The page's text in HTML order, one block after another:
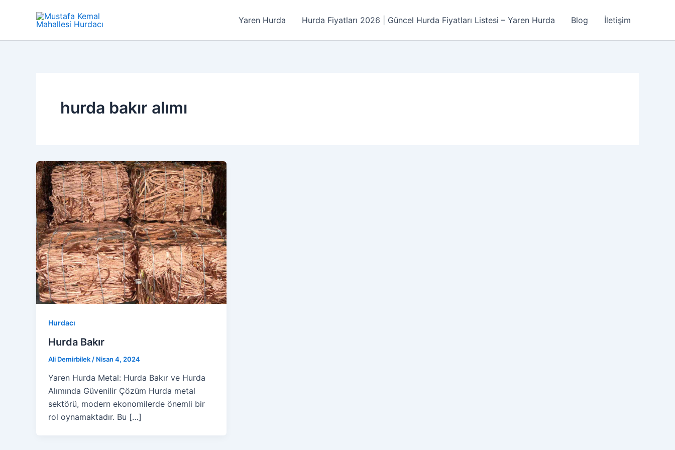
Yaren Hurda Hurda Fiyatları 2026 | Güncel Hurda Fiyatları Listesi – Yaren Hurda Blog İletişim
hurda bakır alımı
Hurdacı
Hurda Bakır
Ali Demirbilek / Nisan 4, 2024
Yaren Hurda Metal: Hurda Bakır ve Hurda
Alımında Güvenilir Çözüm Hurda metal
sektörü, modern ekonomilerde önemli bir
rol oynamaktadır. Bu […]